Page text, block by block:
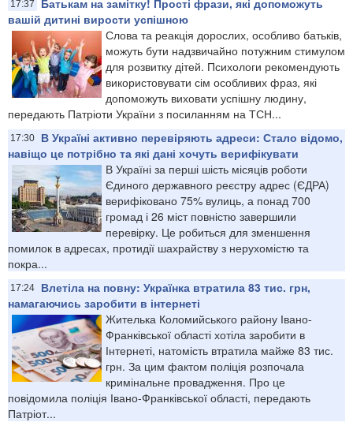
17:37
вашій дитині вирости успішною
Слова та реакція дорослих, особливо батьків,
можуть бути надзвичайно потужним стимулом
для розвитку дітей. Психологи рекомендують
використовувати сім особливих фраз, які
допоможуть виховати успішну людину,
передають Патріоти України з посиланням на ТСН...
17:30
В Україні активно перевіряють адреси: Стало відомо,
навіщо це потрібно та які дані хочуть верифікувати
В Україні за перші шість місяців роботи
Єдиного державного реєстру адрес (ЄДРА)
верифіковано 75% вулиць, а понад 700
громад і 26 міст повністю завершили
перевірку. Це робиться для зменшення
помилок в адресах, протидії шахрайству з нерухомістю та
покра...
17:24
Влетіла на повну: Українка втратила 83 тис. грн,
намагаючись заробити в інтернеті
Жителька Коломийського району Івано-
Франківської області хотіла заробити в
Інтернеті, натомість втратила майже 83 тис.
грн. За цим фактом поліція розпочала
кримінальне провадження. Про це
повідомила поліція Івано-Франківської області, передають
Патріот...